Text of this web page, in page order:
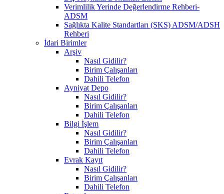
Verimlilik Yerinde Değerlendirme Rehberi-
ADSM
Sağlıkta Kalite Standartları (SKS) ADSM/ADSH
Rehberi
İdari Birimler
Arşiv
Nasıl Gidilir?
Birim Çalışanları
Dahili Telefon
Ayniyat Depo
Nasıl Gidilir?
Birim Çalışanları
Dahili Telefon
Bilgi İşlem
Nasıl Gidilir?
Birim Çalışanları
Dahili Telefon
Evrak Kayıt
Nasıl Gidilir?
Birim Çalışanları
Dahili Telefon